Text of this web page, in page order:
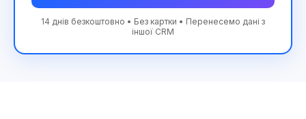
14 днів безкоштовно • Без картки • Перенесемо дані з
іншої CRM